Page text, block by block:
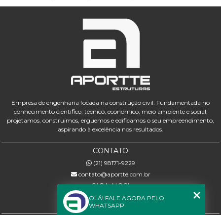
Empresa de engenharia focada na construção civil. Fundamentada no
conhecimento científico, técnico, econômico, meio ambiente e social,
projetamos, construímos, erguemos e edificamos o seu empreendimento,
aspirando à excelência nos resultados.
CONTATO
(21) 98171-9229
contato@aportte.com.br
SIGA-NOS!
OLÁ! FALE AGORA PELO
WHATSAPP